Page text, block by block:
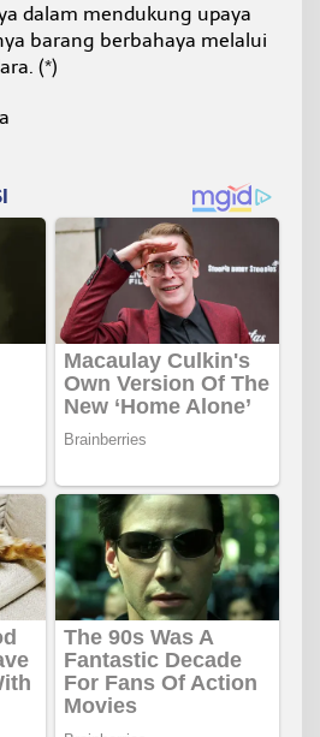
dalam mendukung upaya
barang berbahaya melalui
(*)